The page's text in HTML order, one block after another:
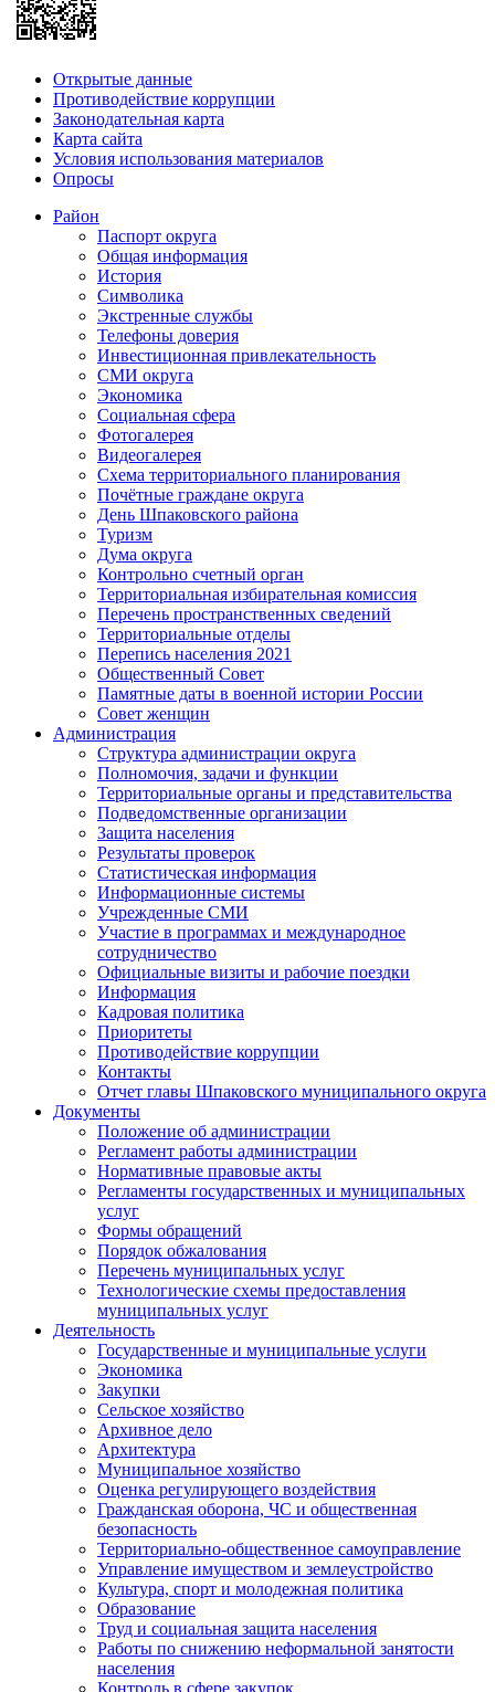
Открытые данные
Противодействие коррупции
Законодательная карта
Карта сайта
Условия использования материалов
Опросы
Район
Паспорт округа
Общая информация
История
Символика
Экстренные службы
Телефоны доверия
Инвестиционная привлекательность
СМИ округа
Экономика
Социальная сфера
Фотогалерея
Видеогалерея
Схема территориального планирования
Почётные граждане округа
День Шпаковского района
Туризм
Дума округа
Контрольно счетный орган
Территориальная избирательная комиссия
Перечень пространственных сведений
Территориальные отделы
Перепись населения 2021
Общественный Совет
Памятные даты в военной истории России
Совет женщин
Администрация
Структура администрации округа
Полномочия, задачи и функции
Территориальные органы и представительства
Подведомственные организации
Защита населения
Результаты проверок
Статистическая информация
Информационные системы
Учрежденные СМИ
Участие в программах и международное
сотрудничество
Официальные визиты и рабочие поездки
Информация
Кадровая политика
Приоритеты
Противодействие коррупции
Контакты
Отчет главы Шпаковского муниципального округа
Документы
Положение об администрации
Регламент работы администрации
Нормативные правовые акты
Регламенты государственных и муниципальных
услуг
Формы обращений
Порядок обжалования
Перечень муниципальных услуг
Технологические схемы предоставления
муниципальных услуг
Деятельность
Государственные и муниципальные услуги
Экономика
Закупки
Сельское хозяйство
Архивное дело
Архитектура
Муниципальное хозяйство
Оценка регулирующего воздействия
Гражданская оборона, ЧС и общественная
безопасность
Территориально-общественное самоуправление
Управление имуществом и землеустройство
Культура, спорт и молодежная политика
Образование
Труд и социальная защита населения
Работы по снижению неформальной занятости
населения
Контроль в сфере закупок